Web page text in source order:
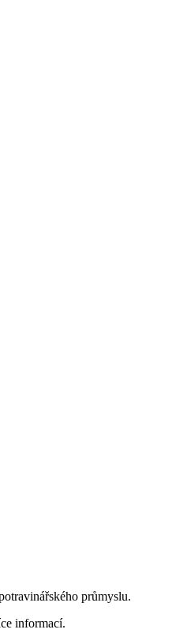
průmyslu.
informací.